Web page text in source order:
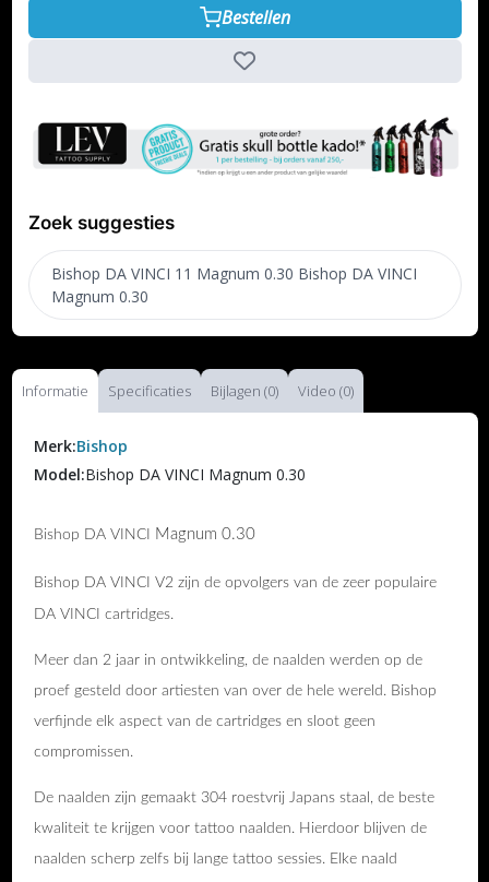
Bestellen
Zoek suggesties
Bishop DA VINCI 11 Magnum 0.30 Bishop DA VINCI
Magnum 0.30
Informatie Specificaties Bijlagen (0) Video (0)
Merk:Bishop
Model:Bishop DA VINCI Magnum 0.30
Bishop DA VINCI Magnum 0.30
Bishop DA VINCI V2 zijn de opvolgers van de zeer populaire
DA VINCI cartridges.
Meer dan 2 jaar in ontwikkeling, de naalden werden op de
proef gesteld door artiesten van over de hele wereld. Bishop
verfijnde elk aspect van de cartridges en sloot geen
compromissen.
De naalden zijn gemaakt 304 roestvrij Japans staal, de beste
kwaliteit te krijgen voor tattoo naalden. Hierdoor blijven de
naalden scherp zelfs bij lange tattoo sessies. Elke naald